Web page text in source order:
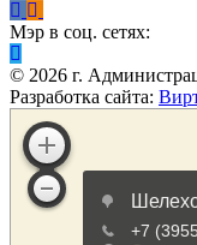
Мэр в соц. сетях:
© 2026 г.
Разработка сайта: